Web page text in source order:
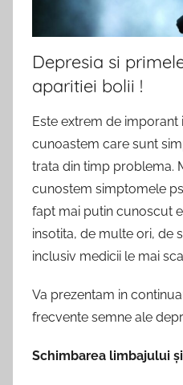
Depresia si
aparitiei bolii !
Este extrem de imporant
cunoastem care sunt
trata din timp problema.
cunostem simptomele
fapt mai putin cunoscut
insotita, de multe ori, de
inclusiv medicii le mai
Va prezentam in
frecvente semne ale
Schimbarea limbajului